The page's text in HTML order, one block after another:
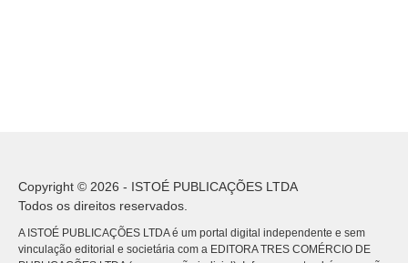
Copyright © 2026 - ISTOÉ PUBLICAÇÕES LTDA
Todos os direitos reservados.
A ISTOÉ PUBLICAÇÕES LTDA é um portal digital independente e sem
vinculação editorial e societária com a EDITORA TRES COMÉRCIO DE